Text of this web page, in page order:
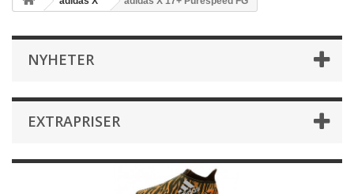
NYHETER
EXTRAPRISER